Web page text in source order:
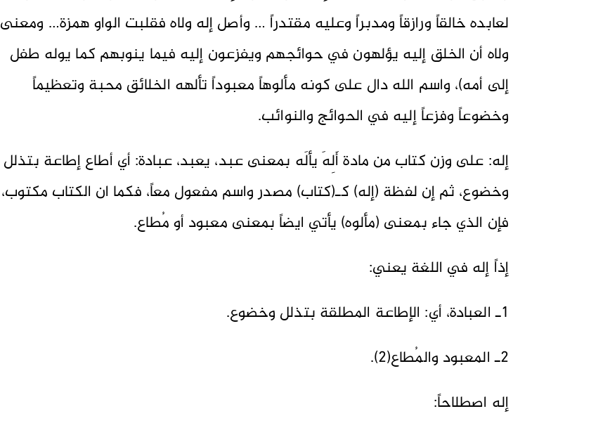
لعابده خالقاً ورازقاً ومدبراً وعليه مقتدراً … وأصل إله ولاه فقلبت الواو همزة… ومعنى
ولاه أن الخلق إليه يؤلهون في حوائجهم ويفزعون إليه فيما ينوبهم كما يوله طفل
إلى أمه)، واسم الله دال على كونه مألوهاً معبوداً تألهه الخلائق محبة وتعظيماً
وخضوعاً وفزعاً إليه في الحوائج والنوائب.
إله: على وزن كتاب من مادة أَلِهَ يألَه بمعنى عبد، يعبد، عبادة: أي أطاع إطاعة بتذلل
وخضوع، ثم إن لفظة (إله) كـ(كتاب) مصدر واسم مفعول معاً، فكما ان الكتاب مكتوب،
فإن الذي جاء بمعنى (مألوه) يأتي ايضاً بمعنى معبود أو مُطاع.
إذاً إله في اللغة يعني:
1ـ العبادة، أي: الإطاعة المطلقة بتذلل وخضوع.
2ـ المعبود والمُطاع(2).
إله اصطلاحاً: